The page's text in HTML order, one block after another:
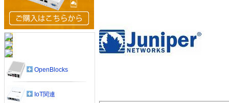
OpenBlocks
IoT関連